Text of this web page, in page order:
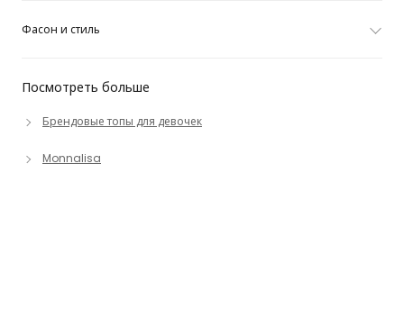
Посмотреть больше
Брендовые топы для девочек
Monnalisa
Фасон и стиль